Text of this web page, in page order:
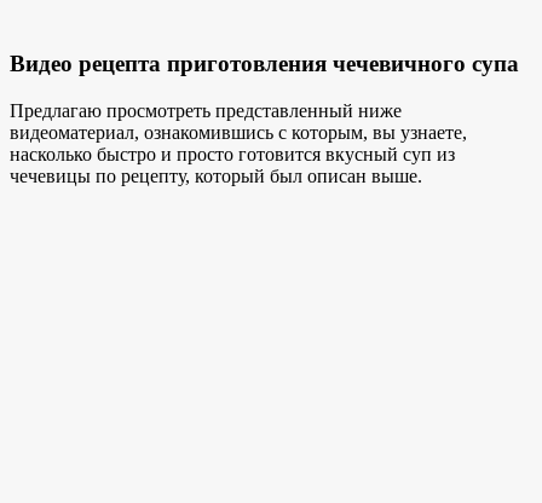
Видео рецепта приготовления чечевичного супа
Предлагаю просмотреть представленный ниже
видеоматериал, ознакомившись с которым, вы узнаете,
насколько быстро и просто готовится вкусный суп из
чечевицы по рецепту, который был описан выше.